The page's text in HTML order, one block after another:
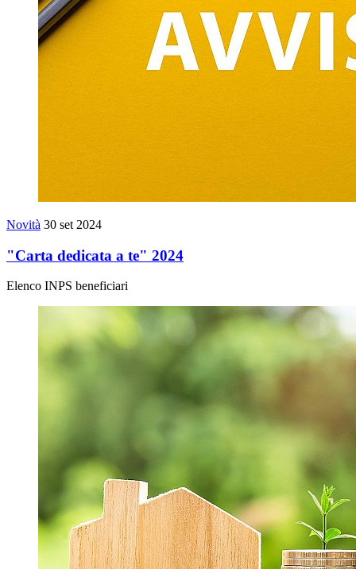
Novità 30 set 2024
"Carta dedicata a te" 2024
Elenco INPS beneficiari